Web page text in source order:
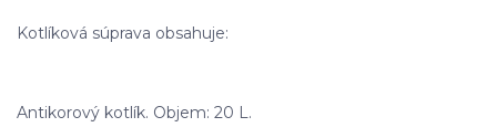
Kotlíková súprava obsahuje:
Antikorový kotlík. Objem: 20 L.